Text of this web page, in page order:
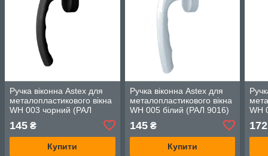
Ручка віконна Astex для
металопластикового вікна
WH 003 чорний (РАЛ
145 ₴
Купити
Ручка віконна Astex для
металопластикового вікна
WH 005 білий (РАЛ 9016)
145₴
Купити
WH
172